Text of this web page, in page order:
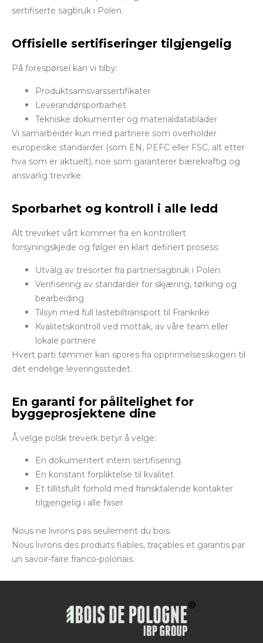
sertifiserte sagbruk i Polen.
Offisielle sertifiseringer tilgjengelig
På forespørsel kan vi tilby:
Produktsamsvarssertifikater
Leverandørsporbarhet
Tekniske dokumenter og materialdatablader
Vi samarbeider kun med partnere som overholder
europeiske standarder (som EN, PEFC eller FSC, alt etter
hva som er aktuelt), noe som garanterer bærekraftig og
ansvarlig trevirke.
Sporbarhet og kontroll i alle ledd
Alt trevirket vårt kommer fra en kontrollert
forsyningskjede og følger en klart definert prosess:
Utvalg av tresorter fra partnersagbruk i Polen
Verifisering av standarder for skjæring, tørking og
bearbeiding
Tilsyn med full lastebiltransport til Frankrike
Kvalitetskontroll ved mottak, av våre team eller
lokale partnere
Hvert parti tømmer kan spores fra opprinnelsesskogen til
det endelige leveringsstedet.
En garanti for pålitelighet for
byggeprosjektene dine
Å velge polsk treverk betyr å velge:
En dokumentert intern sertifisering
En konstant forpliktelse til kvalitet
Et tillitsfullt forhold med fransktalende kontakter
tilgjengelig i alle faser
Nous ne livrons pas seulement du bois.
Nous livrons des produits fiables, traçables et garantis par
un savoir-faire franco-polonais.